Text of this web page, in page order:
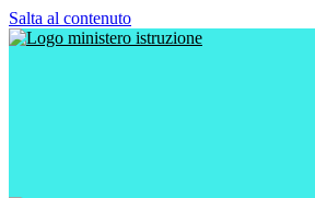
Salta al contenuto